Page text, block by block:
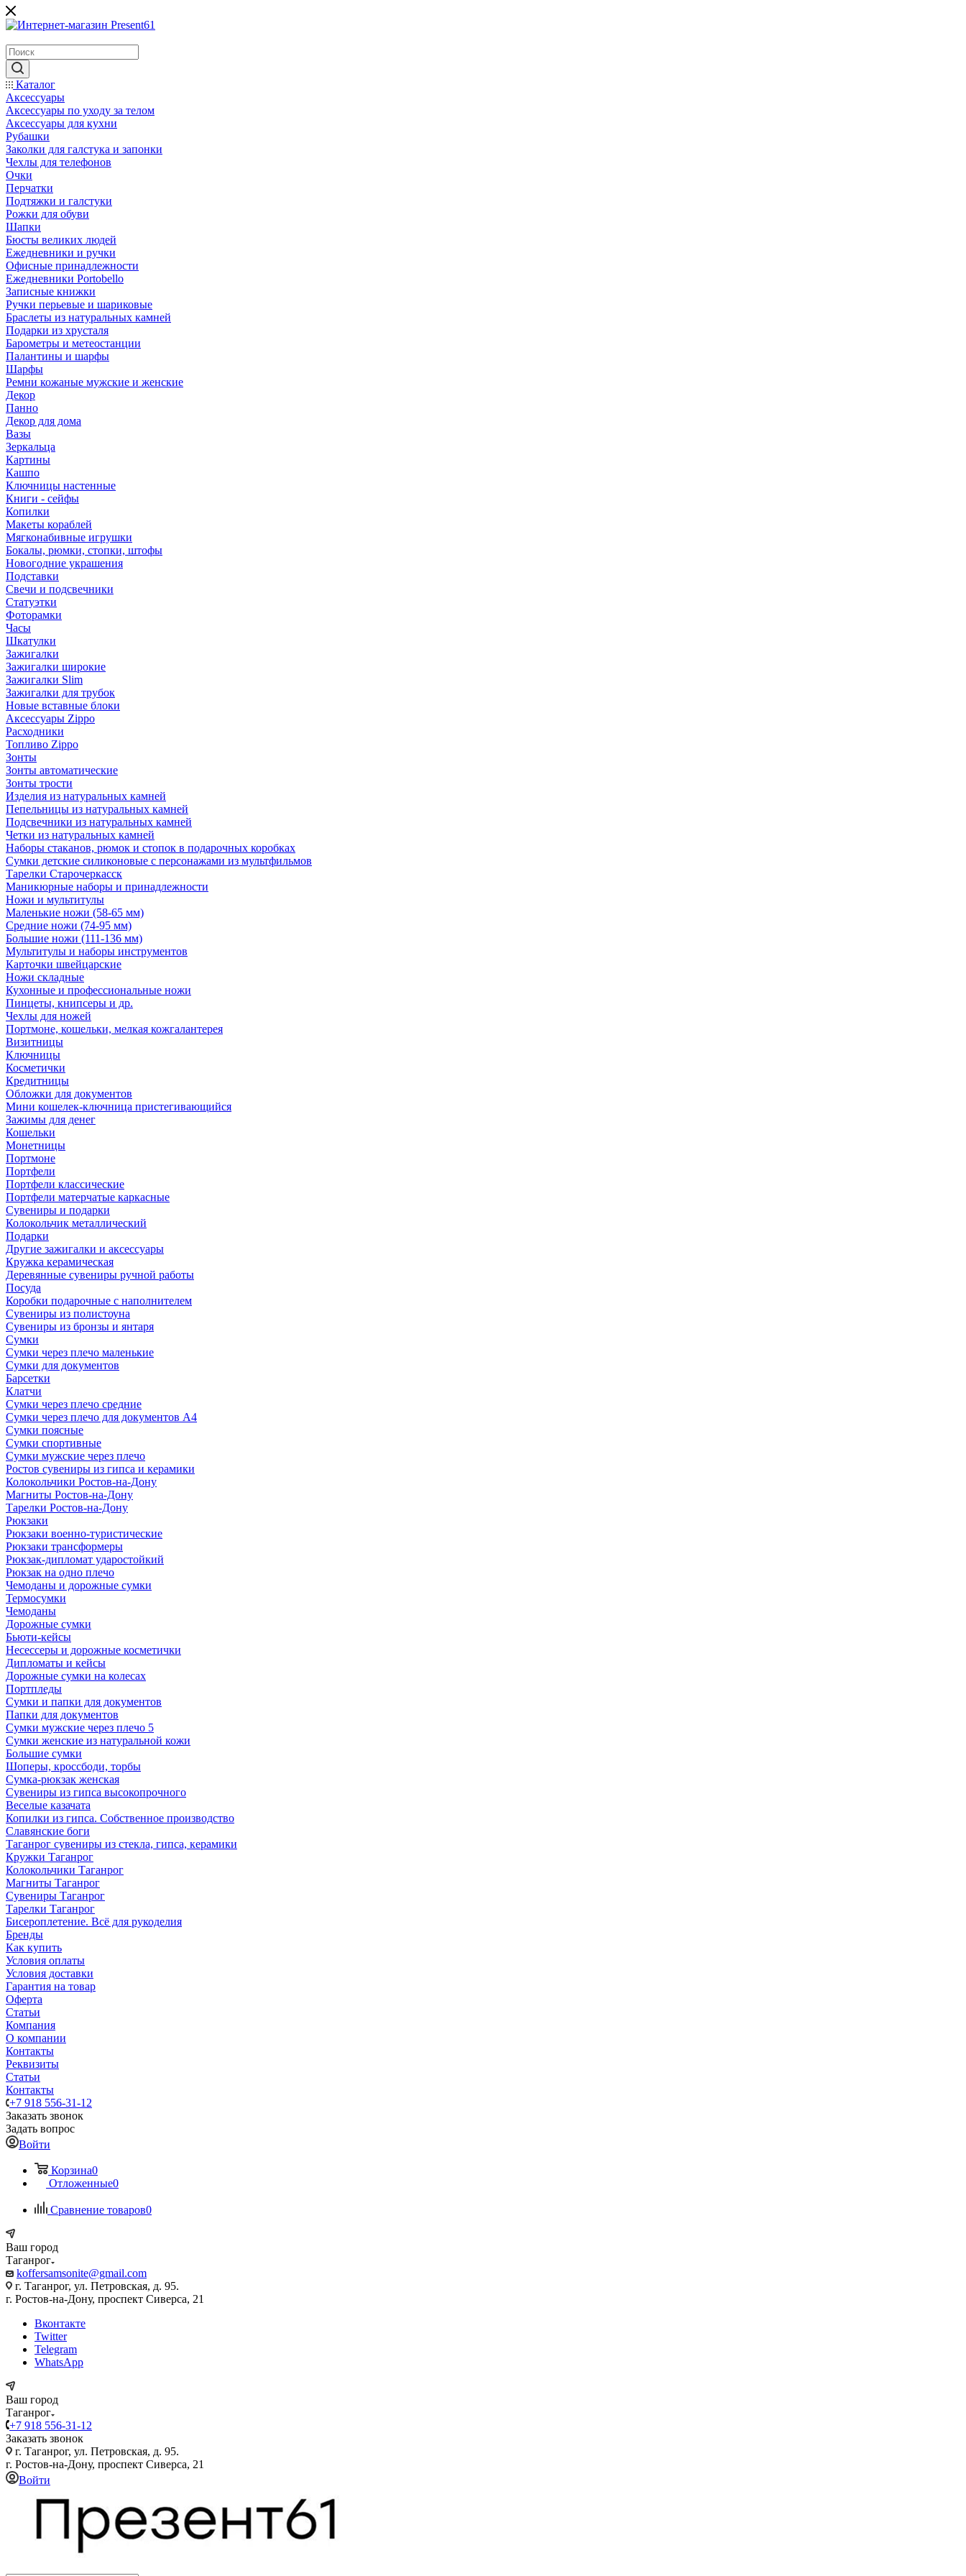
Каталог
Аксессуары
Аксессуары по уходу за телом
Аксессуары для кухни
Рубашки
Заколки для галстука и запонки
Чехлы для телефонов
Очки
Перчатки
Подтяжки и галстуки
Рожки для обуви
Шапки
Бюсты великих людей
Ежедневники и ручки
Офисные принадлежности
Ежедневники Portobello
Записные книжки
Ручки перьевые и шариковые
Браслеты из натуральных камней
Подарки из хрусталя
Барометры и метеостанции
Палантины и шарфы
Шарфы
Ремни кожаные мужские и женские
Декор
Панно
Декор для дома
Вазы
Зеркальца
Картины
Кашпо
Ключницы настенные
Книги - сейфы
Копилки
Макеты кораблей
Мягконабивные игрушки
Бокалы, рюмки, стопки, штофы
Новогодние украшения
Подставки
Свечи и подсвечники
Статуэтки
Фоторамки
Часы
Шкатулки
Зажигалки
Зажигалки широкие
Зажигалки Slim
Зажигалки для трубок
Новые вставные блоки
Аксессуары Zippo
Расходники
Топливо Zippo
Зонты
Зонты автоматические
Зонты трости
Изделия из натуральных камней
Пепельницы из натуральных камней
Подсвечники из натуральных камней
Четки из натуральных камней
Наборы стаканов, рюмок и стопок в подарочных коробках
Сумки детские силиконовые с персонажами из мультфильмов
Тарелки Старочеркасск
Маникюрные наборы и принадлежности
Ножи и мультитулы
Маленькие ножи (58-65 мм)
Средние ножи (74-95 мм)
Большие ножи (111-136 мм)
Мультитулы и наборы инструментов
Карточки швейцарские
Ножи складные
Кухонные и профессиональные ножи
Пинцеты, книпсеры и др.
Чехлы для ножей
Портмоне, кошельки, мелкая кожгалантерея
Визитницы
Ключницы
Косметички
Кредитницы
Обложки для документов
Мини кошелек-ключница пристегивающийся
Зажимы для денег
Кошельки
Монетницы
Портмоне
Портфели
Портфели классические
Портфели матерчатые каркасные
Сувениры и подарки
Колокольчик металлический
Подарки
Другие зажигалки и аксессуары
Кружка керамическая
Деревянные сувениры ручной работы
Посуда
Коробки подарочные с наполнителем
Сувениры из полистоуна
Сувениры из бронзы и янтаря
Сумки
Сумки через плечо маленькие
Сумки для документов
Барсетки
Клатчи
Сумки через плечо средние
Сумки через плечо для документов А4
Сумки поясные
Сумки спортивные
Сумки мужские через плечо
Ростов сувениры из гипса и керамики
Колокольчики Ростов-на-Дону
Магниты Ростов-на-Дону
Тарелки Ростов-на-Дону
Рюкзаки
Рюкзаки военно-туристические
Рюкзаки трансформеры
Рюкзак-дипломат ударостойкий
Рюкзак на одно плечо
Чемоданы и дорожные сумки
Термосумки
Чемоданы
Дорожные сумки
Бьюти-кейсы
Несессеры и дорожные косметички
Дипломаты и кейсы
Дорожные сумки на колесах
Портпледы
Сумки и папки для документов
Папки для документов
Сумки мужские через плечо 5
Сумки женские из натуральной кожи
Большие сумки
Шоперы, кроссбоди, торбы
Сумка-рюкзак женская
Сувениры из гипса высокопрочного
Веселые казачата
Копилки из гипса. Собственное производство
Славянские боги
Таганрог сувениры из стекла, гипса, керамики
Кружки Таганрог
Колокольчики Таганрог
Магниты Таганрог
Сувениры Таганрог
Тарелки Таганрог
Бисероплетение. Всё для рукоделия
Бренды
Как купить
Условия оплаты
Условия доставки
Гарантия на товар
Оферта
Статьи
Компания
О компании
Контакты
Реквизиты
Статьи
Контакты
+7 918 556-31-12
Заказать звонок
Задать вопрос
Войти
Корзина0
Отложенные0
Сравнение товаров0
Ваш город
Таганрог
koffersamsonite@gmail.com
г. Таганрог, ул. Петровская, д. 95.
г. Ростов-на-Дону, проспект Сиверса, 21
Вконтакте
Twitter
Telegram
WhatsApp
Ваш город
Таганрог
+7 918 556-31-12
Заказать звонок
г. Таганрог, ул. Петровская, д. 95.
г. Ростов-на-Дону, проспект Сиверса, 21
Войти